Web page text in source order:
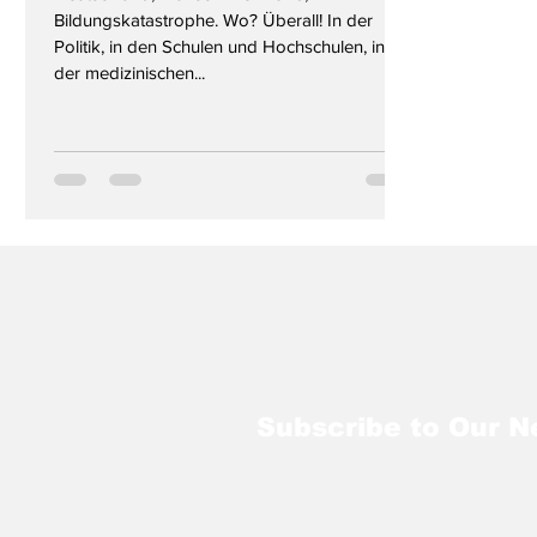
Bildungskatastrophe. Wo? Überall! In der
Politik, in den Schulen und Hochschulen, in
der medizinischen...